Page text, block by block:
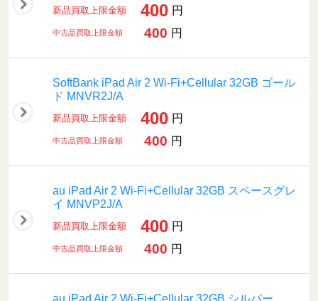
新品買取上限金額 400 円
中古品買取上限金額 400 円
SoftBank iPad Air 2 Wi-Fi+Cellular 32GB ゴール
ド MNVR2J/A
新品買取上限金額 400 円
中古品買取上限金額 400 円
au iPad Air 2 Wi-Fi+Cellular 32GB スペースグレ
イ MNVP2J/A
新品買取上限金額 400 円
中古品買取上限金額 400 円